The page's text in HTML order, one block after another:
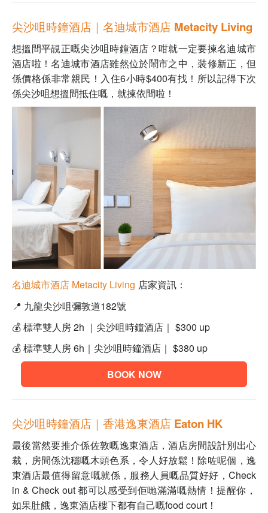
尖沙咀時鐘酒店｜名迪城市酒店 Metacity Living
想搵間平靚正嘅尖沙咀時鐘酒店？咁就一定要揀名迪城市
酒店啦！名迪城市酒店雖然位於鬧市之中，裝修新正，但
係價格係非常親民！入住6小時$400有找！所以記得下次
係尖沙咀想搵間抵住嘅，就揀依間啦！
名迪城市酒店 Metacity Living 店家資訊：
📍 九龍尖沙咀彌敦道182號
💰標準雙人房 2h ｜尖沙咀時鐘酒店｜ $300 up
💰 標準雙人房 6h｜尖沙咀時鐘酒店｜ $380 up
BOOK NOW
尖沙咀時鐘酒店｜ 香港逸東酒店 Eaton HK
最後當然要推介係佐敦嘅逸東酒店，酒店房間設計別出心
裁，房間係沈穩嘅木頭色系，令人好放鬆！除咗呢個，逸
東酒店最值得留意嘅就係，服務人員嘅品質好好，Check
in & Check out 都可以感受到佢哋滿滿嘅熱情！提醒你，
如果肚餓，逸東酒店樓下都有自己嘅food court！